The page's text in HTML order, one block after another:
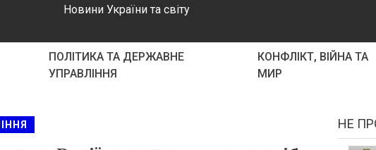
Новини України та світу
ПОЛІТИКА ТА ДЕРЖАВНЕ
УПРАВЛІННЯ
КОНФЛІКТ, ВІЙНА ТА
МИР
НЕ